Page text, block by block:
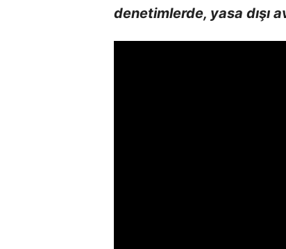
denetimlerde, yasa dışı